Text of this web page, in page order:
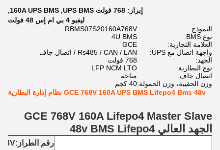
إبراز: 768 فولت UPS BMS ,
160A UPS BMS
,
ليفبو 4 بي ام إس 48 فولت
النموذج:
RBMS07S20160A768V
نوع BMS:
4U BMS
العلامة التجارية:
GCE
واجهة اتصال مع UPS:
Rs485 / CAN / LAN / اتصال جاف
الجهد:
768 فولت
نوع البطارية:
LFP NCM LTO
اتصال جاف:
متاحة
وزن الحقيبة، وزن الحمولة:40 كجم
GCE 768V 160A UPS BMS Lifepo4 Bms 48v نظام إدارة البطارية
GCE 768V 160A Lifepo4 Master Slave
الجهد العالي 48v BMS Lifepo4
رقم الطراز: